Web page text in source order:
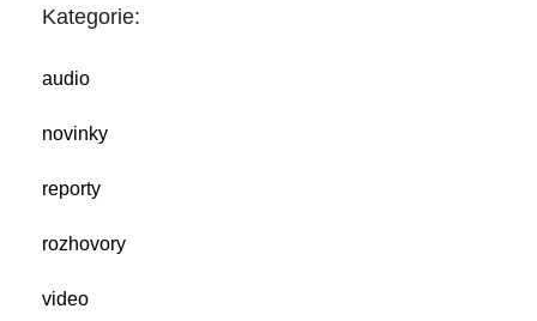
Kategorie:
audio
novinky
reporty
rozhovory
video